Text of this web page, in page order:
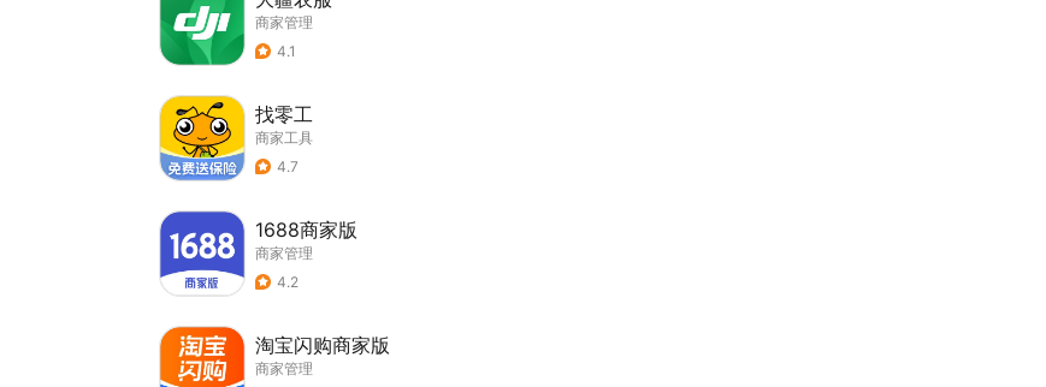
商家管理
4.1
找零工
商家工具
4.7
1688商家版
商家管理
4.2
淘宝闪购商家版
商家管理